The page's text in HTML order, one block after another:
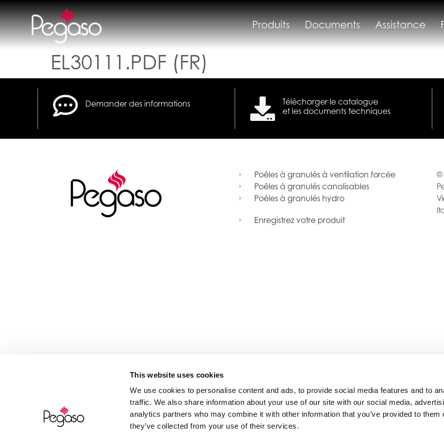
This website uses cookies
We use cookies to personalise content and ads, to provide social media features and to
traffic. We also share information about your use of our site with our social media,
analytics partners who may combine it with other information that you’ve provided to them
they’ve collected from your use of their services.
Produits Documents Assistance
EL30111.PDF (FR)
Demander des informations
Télécharger le catalogue
et les documents techniques
Poêles à granulés à ventilation forcée
Poêles à granulés canalisables
Poêles à granulés hydro
Enregistrez votre produit
©